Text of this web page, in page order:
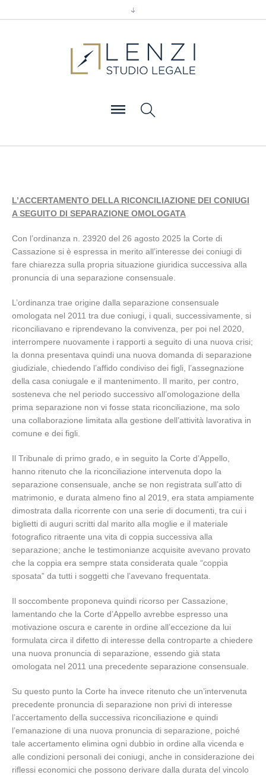
L’ACCERTAMENTO DELLA RICONCILIAZIONE DEI CONIUGI
A SEGUITO DI SEPARAZIONE OMOLOGATA
Con l’ordinanza n. 23920 del 26 agosto 2025 la Corte di
Cassazione si è espressa in merito all’interesse dei coniugi di
fare chiarezza sulla propria situazione giuridica successiva alla
pronuncia di una separazione consensuale.
L’ordinanza trae origine dalla separazione consensuale
omologata nel 2011 tra due coniugi, i quali, successivamente, si
riconciliavano e riprendevano la convivenza, per poi nel 2020,
interrompere nuovamente i rapporti a seguito di una nuova crisi;
la donna presentava quindi una nuova domanda di separazione
giudiziale, chiedendo l’affido condiviso dei figli, l’assegnazione
della casa coniugale e il mantenimento. Il marito, per contro,
sosteneva che nel periodo successivo all’omologazione della
prima separazione non vi fosse stata riconciliazione, ma solo
una collaborazione limitata alla gestione dell’attività lavorativa in
comune e dei figli.
Il Tribunale di primo grado, e in seguito la Corte d’Appello,
hanno ritenuto che la riconciliazione intervenuta dopo la
separazione consensuale, anche se non registrata sull’atto di
matrimonio, e durata almeno fino al 2019, era stata ampiamente
dimostrata dalla ricorrente con una serie di documenti, tra cui i
biglietti di auguri scritti dal marito alla moglie e il materiale
fotografico ritraente una vita di coppia successiva alla
separazione; anche le testimonianze acquisite avevano provato
che la coppia era sempre stata considerata quale “coppia
sposata” da tutti i soggetti che l’avevano frequentata.
Il soccombente proponeva quindi ricorso per Cassazione,
lamentando che la Corte d’Appello avrebbe espresso una
motivazione oscura e carente in ordine all’eccezione da lui
formulata circa il difetto di interesse della controparte a chiedere
una nuova pronuncia di separazione, essendo già stata
omologata nel 2011 una precedente separazione consensuale.
Su questo punto la Corte ha invece ritenuto che un’intervenuta
precedente pronuncia di separazione non privi di interesse
l’accertamento della successiva riconciliazione e quindi
l’emanazione di una nuova pronuncia di separazione, poiché
tale accertamento elimina ogni dubbio in ordine alla vicenda e
alle condizioni personali dei coniugi, anche in considerazione dei
riflessi economici che possono derivare dalla durata del vincolo